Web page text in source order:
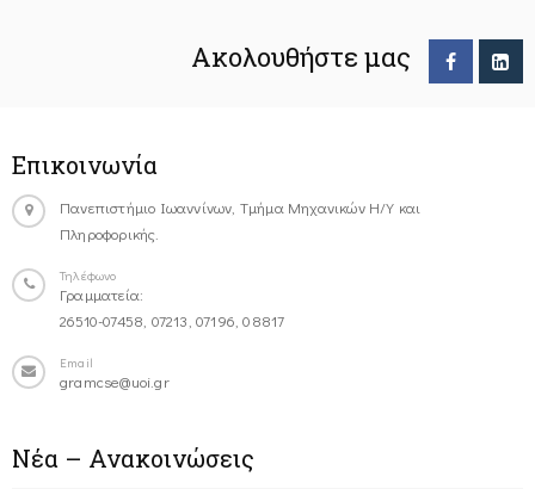
Ακολουθήστε μας
Επικοινωνία
Πανεπιστήμιο Ιωαννίνων, Τμήμα Μηχανικών Η/Υ και
Πληροφορικής.
Τηλέφωνο
Γραμματεία:
26510-07458, 07213, 07196, 08817
Email
gramcse@uoi.gr
Νέα – Ανακοινώσεις